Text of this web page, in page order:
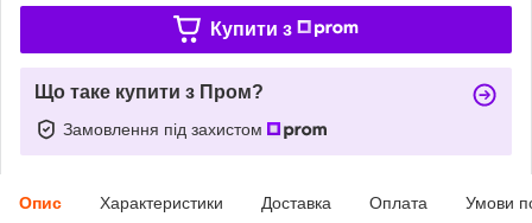
Купити з
Що таке купити з Пром?
Замовлення під захистом
Опис Характеристики Доставка Оплата Умови